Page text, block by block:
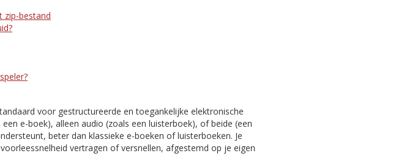
zip-bestand
voor gestructureerde en toegankelijke elektronische
e-boek), alleen audio (zoals een luisterboek), of beide (een
beter dan klassieke e-boeken of luisterboeken. Je
vertragen of versnellen, afgestemd op je eigen